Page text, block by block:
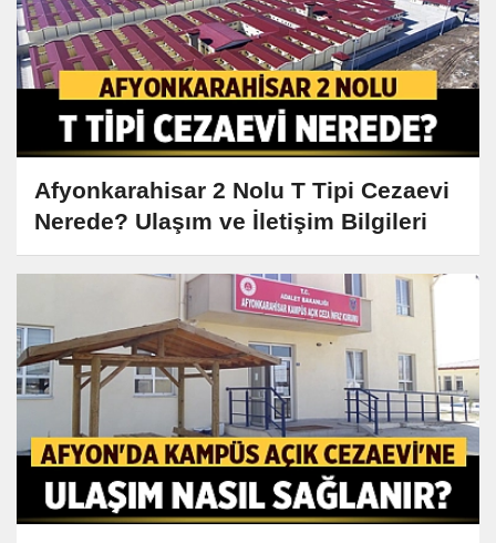
Afyonkarahisar 2 Nolu T Tipi Cezaevi
Nerede? Ulaşım ve İletişim Bilgileri